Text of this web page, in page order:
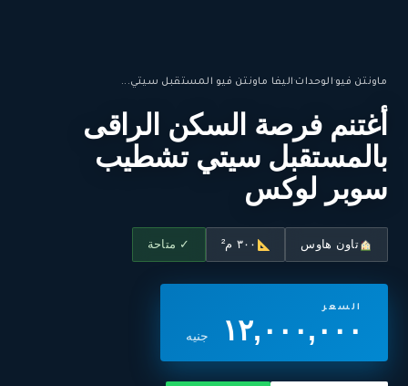
ماونتن فيو·الوحدات·اليفا ماونتن فيو المستقبل سيتي...
أغتنم فرصة السكن الراقى
بالمستقبل سيتي تشطيب
سوبر لوكس
تاون هاوس ٣٠٠ م² ✓ متاحة
السعر
١٢,٠٠٠,٠٠٠ جنيه